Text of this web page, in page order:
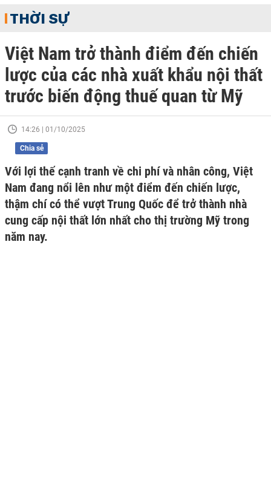
THỜI SỰ
Việt Nam trở thành điểm đến chiến
lược của các nhà xuất khẩu nội thất
trước biến động thuế quan từ Mỹ
14:26 | 01/10/2025
Chia sẻ
Với lợi thế cạnh tranh về chi phí và nhân công, Việt
Nam đang nổi lên như một điểm đến chiến lược,
thậm chí có thể vượt Trung Quốc để trở thành nhà
cung cấp nội thất lớn nhất cho thị trường Mỹ trong
năm nay.